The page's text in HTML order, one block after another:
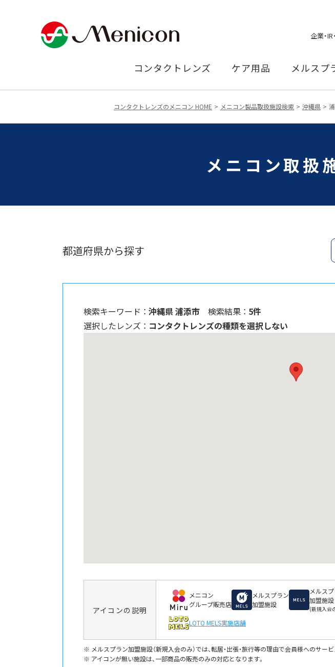
企業・
コンタクトレンズ ケア用品 メルスプ
コンタクトレンズのメニコン HOME メニコン製品取扱施設検索 沖縄県
メニコン取扱
都道府県から探す
検索キーワード ： 沖縄県 浦添市 検索結果 ： 5件
選択したレンズ ： コンタクトレンズの種類を選択しない
アイコンの説明
メニコン
グループ販売店
メルスプラン
加盟施設
メルス
加盟施設
(新規入会
LOTO MELS実施店舗
メルスプラン加盟施設（新規入会のみ）では、転居・出張・旅行等の理由で会員様へのサー
アイコンが無い施設は、一部商品の販売のみの対応となります。